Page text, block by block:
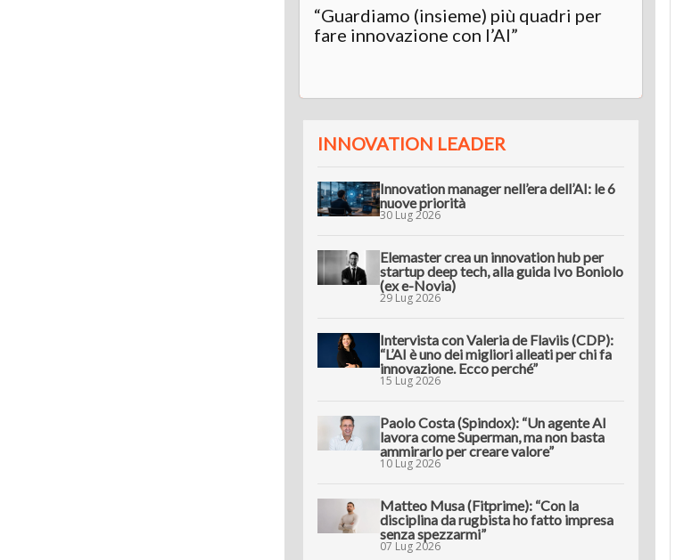
“Guardiamo (insieme) più quadri per
fare innovazione con l’AI”
INNOVATION LEADER
Innovation manager nell’era dell’AI: le 6
nuove priorità
30 Lug 2026
Elemaster crea un innovation hub per
startup deep tech, alla guida Ivo Boniolo
(ex e-Novia)
29 Lug 2026
Intervista con Valeria de Flaviis (CDP):
“L’AI è uno dei migliori alleati per chi fa
innovazione. Ecco perché”
15 Lug 2026
Paolo Costa (Spindox): “Un agente AI
lavora come Superman, ma non basta
ammirarlo per creare valore”
10 Lug 2026
Matteo Musa (Fitprime): “Con la
disciplina da rugbista ho fatto impresa
senza spezzarmi”
07 Lug 2026